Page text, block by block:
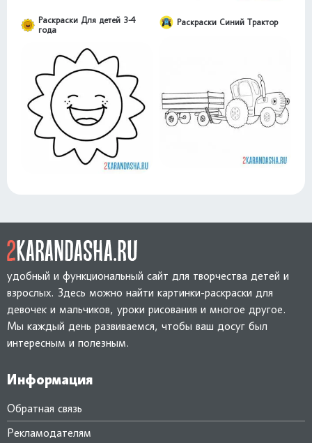
Раскраски Для детей 3-4
года
Раскраски Синий Трактор
удобный и функциональный сайт для творчества детей и
взрослых. Здесь можно найти картинки-раскраски для
девочек и мальчиков, уроки рисования и многое другое.
Мы каждый день развиваемся, чтобы ваш досуг был
интересным и полезным.
Информация
Обратная связь
Рекламодателям